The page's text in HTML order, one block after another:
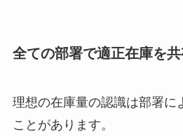
全ての部署で適正在庫を
理想の在庫量の認識は部署に
ことがあります。